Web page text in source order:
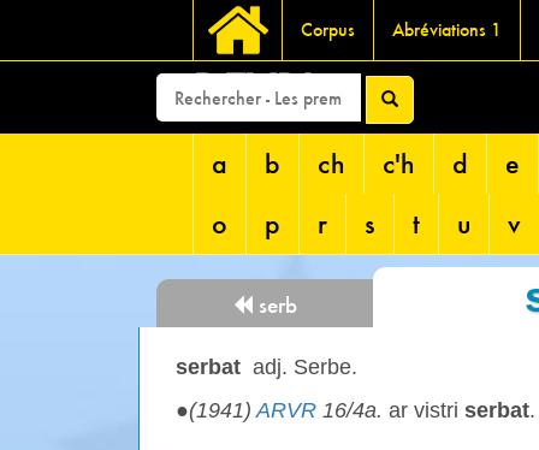
Corpus Abréviations 1
DEVRI
a b ch c'h d
e
o
p r s t u v
serb
serbat adj. Serbe.
●(1941)ARVR 16/4a. ar vistri serbat.